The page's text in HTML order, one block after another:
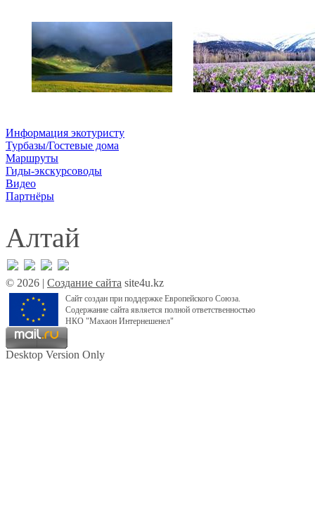
Информация экотуристу
Турбазы/Гостевые дома
Маршруты
Гиды-экскурсоводы
Видео
Партнёры
Алтай
© 2026 | Создание сайта site4u.kz
Сайт создан при поддержке Европейского Союза.
Содержание сайта является полной ответственностью
НКО "Махаон Интернешенел"
Desktop Version Only